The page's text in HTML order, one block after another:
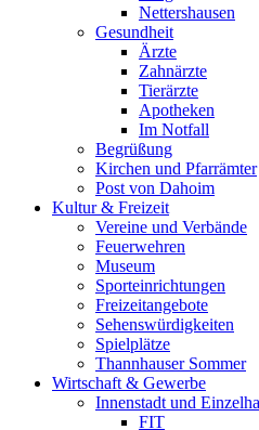
Nettershausen
Gesundheit
Ärzte
Zahnärzte
Tierärzte
Apotheken
Im Notfall
Begrüßung
Kirchen und Pfarrämter
Post von Dahoim
Kultur & Freizeit
Vereine und Verbände
Feuerwehren
Museum
Sporteinrichtungen
Freizeitangebote
Sehenswürdigkeiten
Spielplätze
Thannhauser Sommer
Wirtschaft & Gewerbe
Innenstadt und
FIT